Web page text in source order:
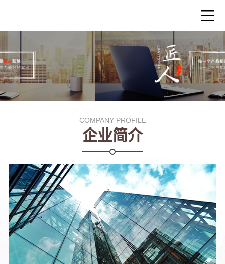
COMPANY PROFILE
企业简介